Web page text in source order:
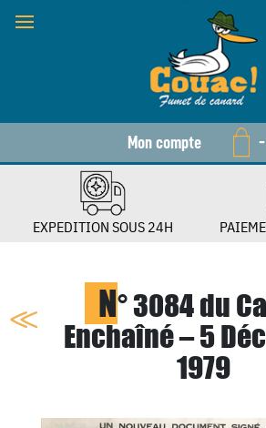
Mon compte -
EXPEDITION SOUS 24H
N° 3084 du
Enchaîné – 5
1979